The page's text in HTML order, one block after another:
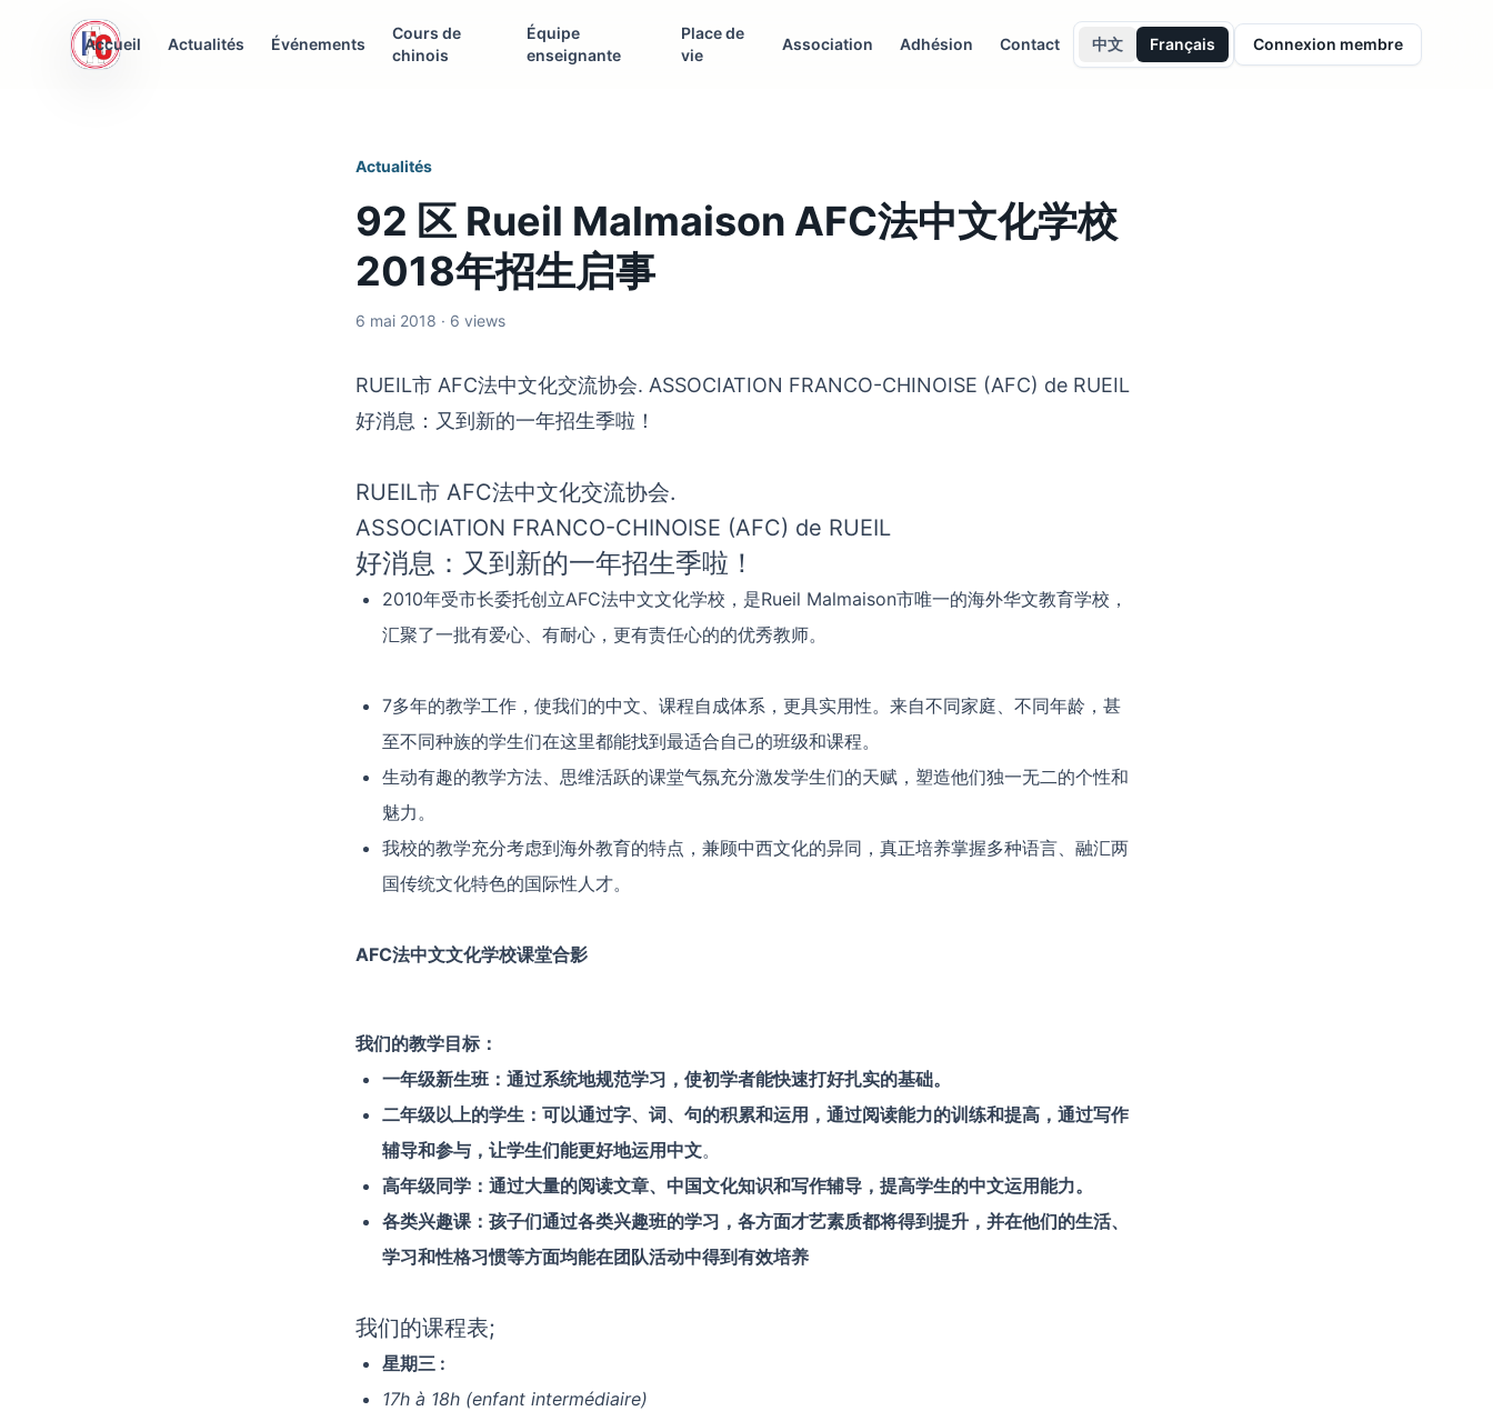
AFC Interculturelle
Accueil Actualités Événements
Cours de
chinois
Équipe
enseignante
Place de
vie
Association Adhésion Contact 中文 Français Connexion membre
Actualités
92 区 Rueil Malmaison AFC法中文化学校
2018年招生启事
6 mai 2018 · 6 views
RUEIL市 AFC法中文化交流协会. ASSOCIATION FRANCO-CHINOISE (AFC) de RUEIL
好消息：又到新的一年招生季啦！
RUEIL市 AFC法中文化交流协会.
ASSOCIATION FRANCO-CHINOISE (AFC) de RUEIL
好消息：又到新的一年招生季啦！
2010年受市长委托创立AFC法中文文化学校，是Rueil Malmaison市唯一的海外华文教育学校，
汇聚了一批有爱心、有耐心，更有责任心的的优秀教师。
7多年的教学工作，使我们的中文、课程自成体系，更具实用性。来自不同家庭、不同年龄，甚
至不同种族的学生们在这里都能找到最适合自己的班级和课程。
生动有趣的教学方法、思维活跃的课堂气氛充分激发学生们的天赋，塑造他们独一无二的个性和
魅力。
我校的教学充分考虑到海外教育的特点，兼顾中西文化的异同，真正培养掌握多种语言、融汇两
国传统文化特色的国际性人才。
AFC法中文文化学校课堂合影
我们的教学目标：
一年级新生班：通过系统地规范学习，使初学者能快速打好扎实的基础。
二年级以上的学生：可以通过字、词、句的积累和运用，通过阅读能力的训练和提高，通过写作
辅导和参与，让学生们能更好地运用中文。
高年级同学：通过大量的阅读文章、中国文化知识和写作辅导，提高学生的中文运用能力。
各类兴趣课：孩子们通过各类兴趣班的学习，各方面才艺素质都将得到提升，并在他们的生活、
学习和性格习惯等方面均能在团队活动中得到有效培养
我们的课程表;
星期三 :
17h à 18h (enfant intermédiaire)